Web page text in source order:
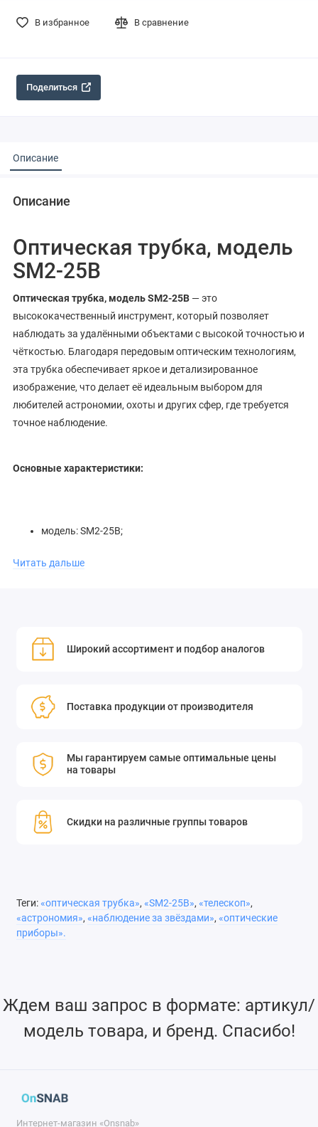
В избранное В сравнение
Поделиться
Описание
Описание
Оптическая трубка, модель
SM2-25B
Оптическая трубка, модель SM2-25B — это
высококачественный инструмент, который позволяет
наблюдать за удалёнными объектами с высокой точностью и
чёткостью. Благодаря передовым оптическим технологиям,
эта трубка обеспечивает яркое и детализированное
изображение, что делает её идеальным выбором для
любителей астрономии, охоты и других сфер, где требуется
точное наблюдение.
Основные характеристики:
модель: SM2-25B;
высокое качество изображения;
Не упустите возможность приобрести оптическую трубку
изображениями удалённых объектов! Оптические трубки
предназначены для установки линз и для блокировки света
чтобы избежать воздействия окружающего света на
оптическую систему. Длина трубки - 25 мм, диаметр
Совместим с Thorlabs
Читать дальше
Широкий ассортимент и подбор аналогов
Поставка продукции от производителя
Мы гарантируем самые оптимальные цены
на товары
Скидки на различные группы товаров
Теги:«оптическая трубка», «SM2-25B», «телескоп»,
«астрономия», «наблюдение за звёздами», «оптические
приборы».
Ждем ваш запрос в формате: артикул/
модель товара, и бренд. Спасибо!
Интернет-магазин «Onsnab»